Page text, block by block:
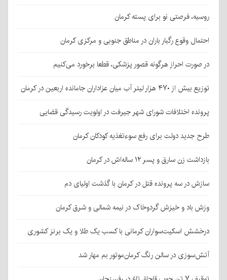
روسیه، فرصتی نو برای پسته کرمان
احتمال وقوع رگبار باران در مناطق جنوبی و مرکزی کرمان
در صورت احراز هرگونه قصور پزشکی، قطعا برخورد می‌کنیم
توزیع بیش از ۴۷۰ هزار لیتر آب میان عزاداران جامانده اربعین در کرمان
پرونده اختلافات شورای شهر جیرفت در اولویت رسیدگی قضایی
طرح جدید دولت برای رفع سوءتغذیه کودکان کرمان
بازداشت زن سارق و پسر ۱۲ ساله‌اش در کرمان
سازش در سه پرونده قتل در کرمان با گذشت اولیای دم
وزش باد و خیزش گردوخاک در نیمه شمالی و شرق کرمان
درخشش اسکیت‌سواران کرمانی با کسب یک طلا و یک برنز کشوری
آتش‌سوزی در سالن رنگ کرمان‌موتور بم مهار شد